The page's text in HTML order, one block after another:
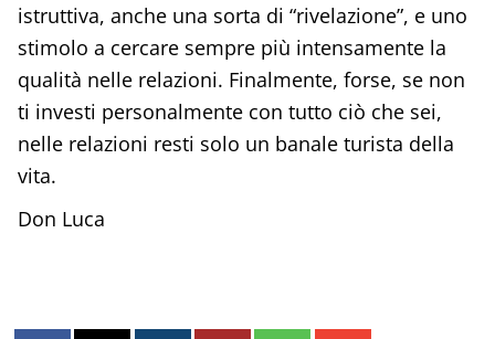
istruttiva, anche una sorta di “rivelazione”, e uno
stimolo a cercare sempre più intensamente la
qualità nelle relazioni. Finalmente, forse, se non
ti investi personalmente con tutto ciò che sei,
nelle relazioni resti solo un banale turista della
vita.
Don Luca